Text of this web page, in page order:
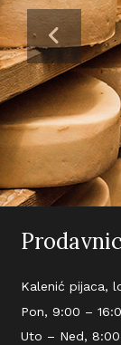
Kalenić pijaca,
Pon, 9:00 –
Uto – Ned,